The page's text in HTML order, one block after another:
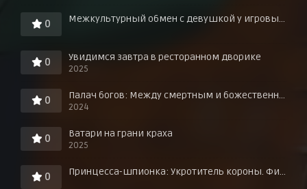
0 Межкультурный обмен с девушкой у игровых автоматов
0 Увидимся завтра в ресторанном дворике
2025
0 Палач богов: Между смертным и божественным царством
2024
0 Ватари на грани краха
2025
0 Принцесса-шпионка: Укротитель короны. Фильм третий